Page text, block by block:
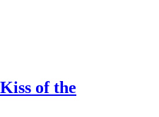
of the